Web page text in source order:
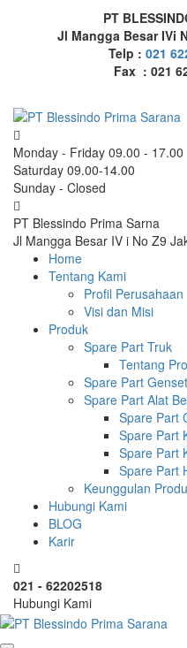
PT
Jl Mangga Besar IVi
Telp : 021
Fax : 021
Monday - Friday 09.00 - 17.00
Saturday 09.00-14.00
Sunday - Closed
PT Blessindo Prima Sarna
Jl Mangga Besar IV i No Z9
Home
Tentang Kami
Profil Perusahaan
Visi dan Misi
Produk
Spare Part Truk
Tentang
Spare Part Genset
Spare Part Alat
Spare Part
Spare Part
Spare Part
Spare Part
Keunggulan
Hubungi Kami
BLOG
Karir
021 - 62202518
Hubungi Kami